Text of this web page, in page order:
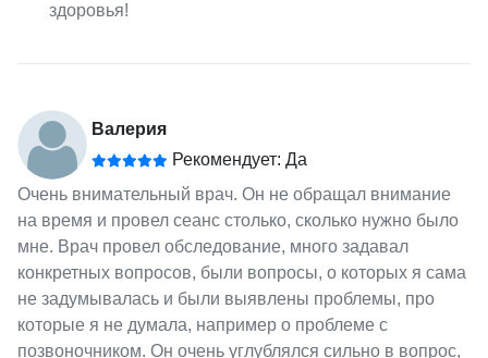
здоровья!
Валерия
Рекомендует: Да
Очень внимательный врач. Он не обращал внимание
на время и провел сеанс столько, сколько нужно было
мне. Врач провел обследование, много задавал
конкретных вопросов, были вопросы, о которых я сама
не задумывалась и были выявлены проблемы, про
которые я не думала, например о проблеме с
позвоночником. Он очень углублялся сильно в вопрос,